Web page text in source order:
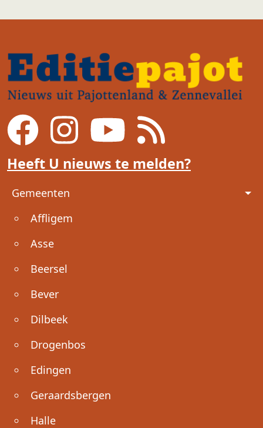
Heeft U nieuws te melden?
Voet
Gemeenten
Affligem
Asse
Beersel
Bever
Dilbeek
Drogenbos
Edingen
Geraardsbergen
Halle